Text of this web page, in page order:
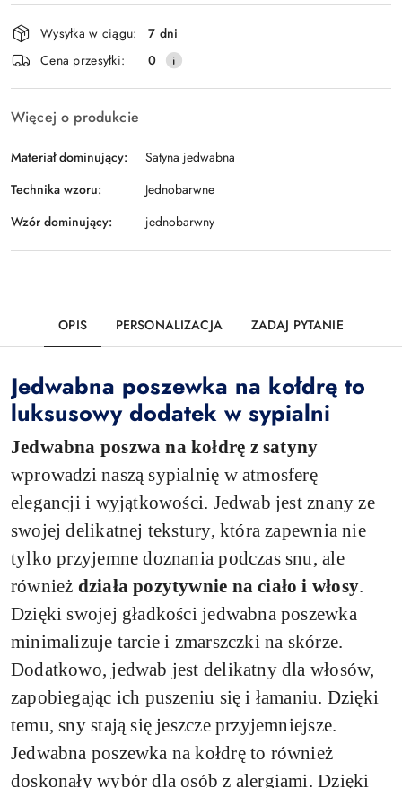
Wyślij
Dostępność
i
dostawa
Wysyłka w ciągu:
7 dni
Cena przesyłki:
0
Więcej o produkcie
Materiał dominujący:
Satyna jedwabna
Technika wzoru:
Jednobarwne
Wzór dominujący:
jednobarwny
OPIS PERSONALIZACJA ZADAJ PYTANIE
Jedwabna poszewka na kołdrę to
luksusowy dodatek w sypialni
Jedwabna poszwa na kołdrę z satyny
wprowadzi naszą sypialnię w atmosferę
elegancji i wyjątkowości. Jedwab jest znany ze
swojej delikatnej tekstury, która zapewnia nie
tylko przyjemne doznania podczas snu, ale
również działa pozytywnie na ciało i włosy.
Dzięki swojej gładkości jedwabna poszewka
minimalizuje tarcie i zmarszczki na skórze.
Dodatkowo, jedwab jest delikatny dla włosów,
zapobiegając ich puszeniu się i łamaniu. Dzięki
temu, sny stają się jeszcze przyjemniejsze.
Jedwabna poszewka na kołdrę to również
doskonały wybór dla osób z alergiami. Dzięki